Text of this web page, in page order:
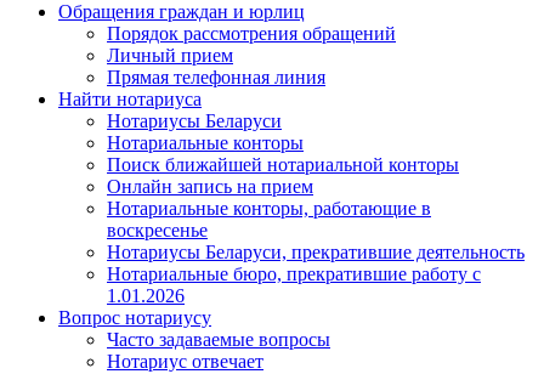
Обращения граждан и юрлиц
Порядок рассмотрения обращений
Личный прием
Прямая телефонная линия
Найти нотариуса
Нотариусы Беларуси
Нотариальные конторы
Поиск ближайшей нотариальной конторы
Онлайн запись на прием
Нотариальные конторы, работающие в
воскресенье
Нотариусы Беларуси, прекратившие деятельность
Нотариальные бюро, прекратившие работу с
1.01.2026
Вопрос нотариусу
Часто задаваемые вопросы
Нотариус отвечает